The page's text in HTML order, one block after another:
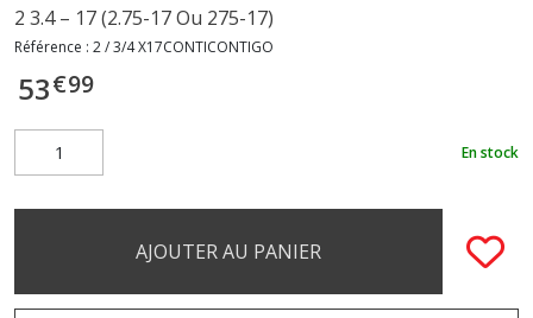
2 3.4 – 17 (2.75-17 Ou 275-17)
Référence : 2 / 3/4 X17CONTICONTIGO
53€99
En stock
AJOUTER AU PANIER